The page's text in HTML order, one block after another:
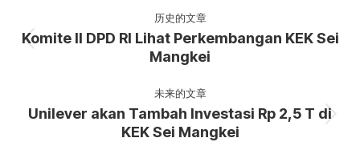
章
导
历史的文章
历
史
的
文
章：
Komite II DPD RI Lihat Perkembangan KEK Sei
Mangkei
未来的文章
未
Unilever akan Tambah Investasi Rp 2,5 T di
KEK Sei Mangkei